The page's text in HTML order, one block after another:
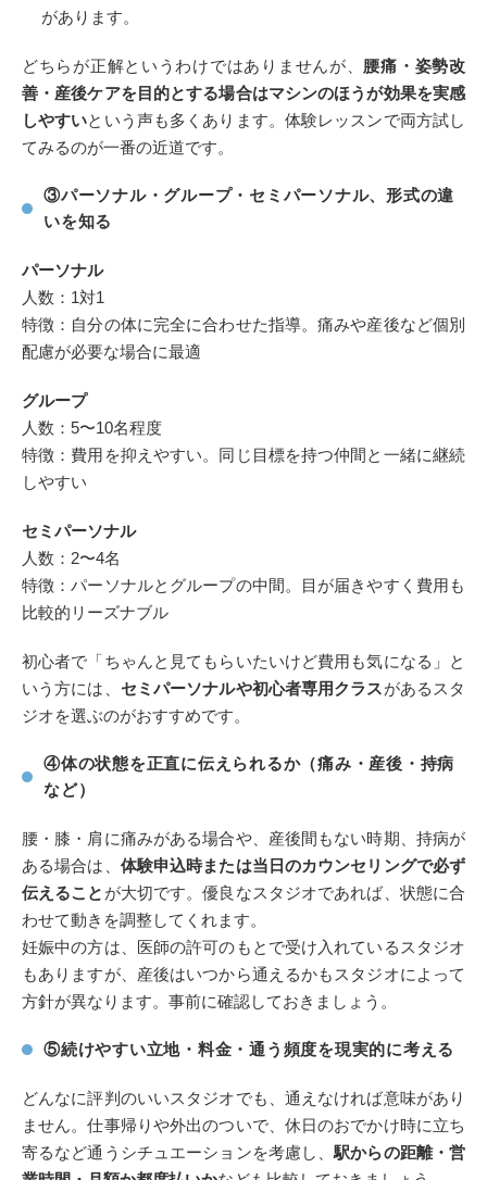
があります。
どちらが正解というわけではありませんが、 腰痛・姿勢改
善・産後ケアを目的とする場合はマシンのほうが効果を実感
しやすいという声も多くあります。体験レッスンで両方試し
てみるのが一番の近道です。
③パーソナル・グループ・セミパーソナル、形式の違
いを知る
パーソナル
人数：1対1
特徴：自分の体に完全に合わせた指導。痛みや産後など個別
配慮が必要な場合に最適
グループ
人数：5〜10名程度
特徴：費用を抑えやすい。同じ目標を持つ仲間と一緒に継続
しやすい
セミパーソナル
人数：2〜4名
特徴：パーソナルとグループの中間。目が届きやすく費用も
比較的リーズナブル
初心者で「ちゃんと見てもらいたいけど費用も気になる」と
いう方には、 セミパーソナルや初心者専用クラスがあるスタ
ジオを選ぶのがおすすめです。
④体の状態を正直に伝えられるか（痛み・産後・持病
など）
腰・膝・肩に痛みがある場合や、産後間もない時期、持病が
ある場合は、 体験申込時または当日のカウンセリングで必ず
伝えること が大切です。優良なスタジオであれば、状態に合
わせて動きを調整してくれます。
妊娠中の方は、医師の許可のもとで受け入れているスタジオ
もありますが、産後はいつから通えるかもスタジオによって
方針が異なります。事前に確認しておきましょう。
⑤続けやすい立地・料金・通う頻度を現実的に考える
どんなに評判のいいスタジオでも、通えなければ意味があり
ません。仕事帰りや外出のついで、休日のおでかけ時に立ち
寄るなど通うシチュエーションを考慮し、駅からの距離・営